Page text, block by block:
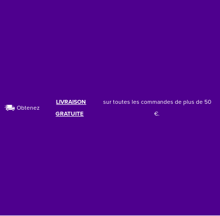
Obtenez
LIVRAISON
GRATUITE
sur toutes les commandes de plus de 50
€.